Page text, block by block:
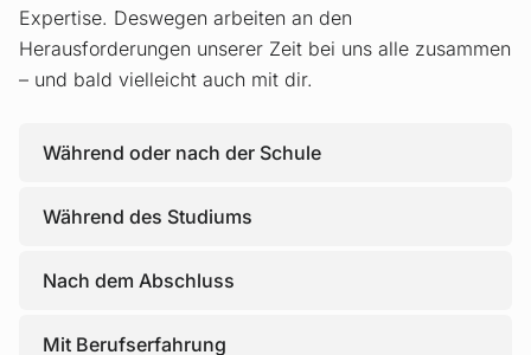
Expertise. Deswegen arbeiten an den
Herausforderungen unserer Zeit bei uns alle zusammen
– und bald vielleicht auch mit dir.
Während oder nach der Schule
Während des Studiums
Nach dem Abschluss
Mit Berufserfahrung